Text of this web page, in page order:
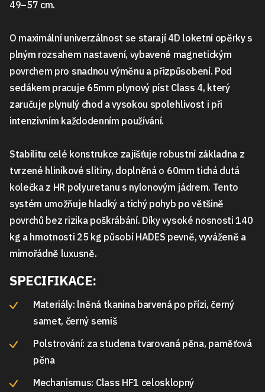
49–57 cm.
O maximální univerzálnost se starají 4D loketní opěrky s
plným rozsahem nastavení, vybavené magnetickým
povrchem pro snadnou výměnu a přizpůsobení. Pod
sedákem pracuje 65mm plynový píst Class 4, který
zaručuje plynulý chod a vysokou spolehlivost i při
intenzivním každodenním používání.
Stabilitu celé konstrukce zajišťuje robustní základna z
tvrzené hliníkové slitiny, doplněná o 60mm tichá dutá
kolečka z HR polyuretanu s nylonovým jádrem. Tento
systém umožňuje hladký a tichý pohyb po většině
povrchů bez rizika poškrábání. Díky vysoké nosnosti 140
kg a hmotnosti 25 kg působí HADES pevně, vyváženě a
mimořádně luxusně.
SPECIFIKACE:
Materiály: lněná tkanina barvená po přízi, černý
samet, černý semiš
Polstrování: za studena tvarovaná pěna, paměťová
pěna
Mechanismus: Class HF1 celosklopný